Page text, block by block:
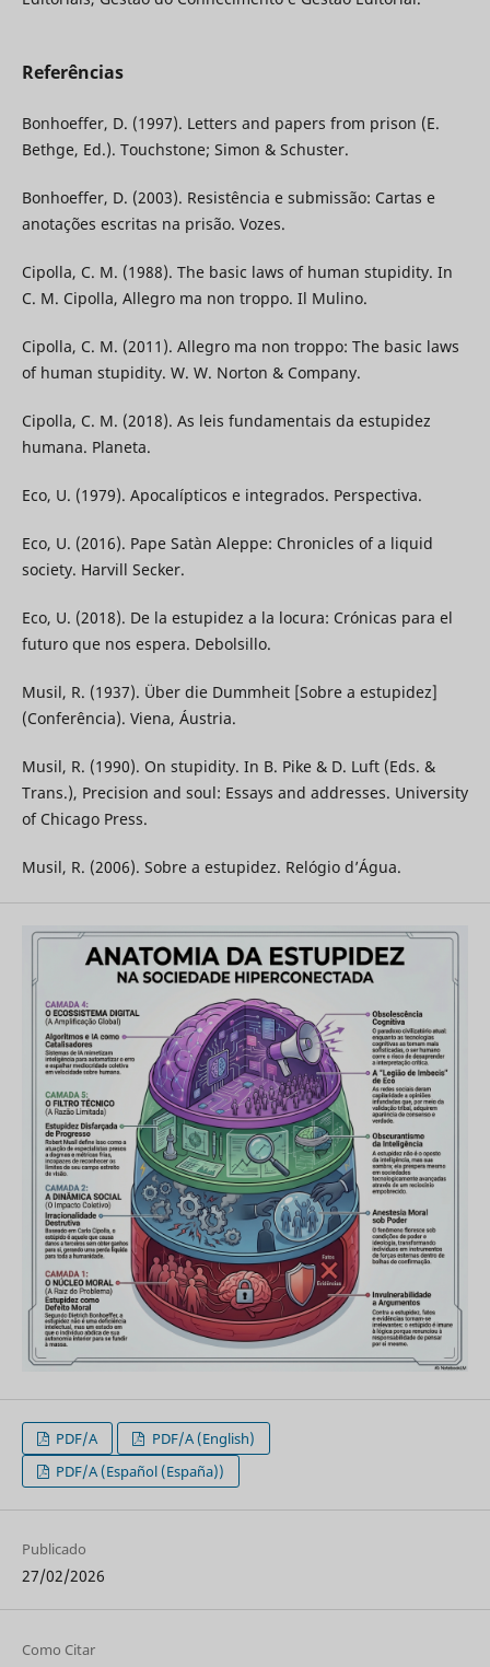
Referências
Bonhoeffer, D. (1997). Letters and papers from prison (E.
Bethge, Ed.). Touchstone; Simon & Schuster.
Bonhoeffer, D. (2003). Resistência e submissão: Cartas e
anotações escritas na prisão. Vozes.
Cipolla, C. M. (1988). The basic laws of human stupidity. In
C. M. Cipolla, Allegro ma non troppo. Il Mulino.
Cipolla, C. M. (2011). Allegro ma non troppo: The basic laws
of human stupidity. W. W. Norton & Company.
Cipolla, C. M. (2018). As leis fundamentais da estupidez
humana. Planeta.
Eco, U. (1979). Apocalípticos e integrados. Perspectiva.
Eco, U. (2016). Pape Satàn Aleppe: Chronicles of a liquid
society. Harvill Secker.
Eco, U. (2018). De la estupidez a la locura: Crónicas para el
futuro que nos espera. Debolsillo.
Musil, R. (1937). Über die Dummheit [Sobre a estupidez]
(Conferência). Viena, Áustria.
Musil, R. (1990). On stupidity. In B. Pike & D. Luft (Eds. &
Trans.), Precision and soul: Essays and addresses. University
of Chicago Press.
Musil, R. (2006). Sobre a estupidez. Relógio d’Água.
PDF/A
PDF/A (English)
PDF/A (Español (España))
Publicado
27/02/2026
Como Citar